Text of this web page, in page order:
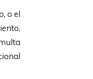
o el